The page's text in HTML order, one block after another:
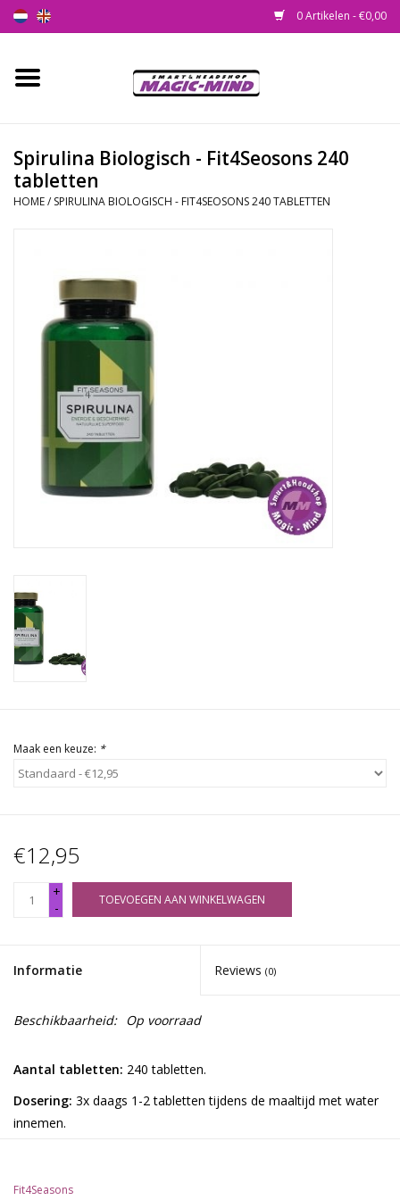
0 Artikelen - €0,00
Home
Smartshop
SEEDSHOP
Health Supplies
Psychedelic
Rituals & Wierook
Spirulina Biologisch - Fit4Seosons 240
tabletten
HOME/ SPIRULINA BIOLOGISCH - FIT4SEOSONS 240 TABLETTEN
Maak een keuze: *
€12,95
+
-
TOEVOEGEN AAN WINKELWAGEN
Informatie Reviews (0)
Beschikbaarheid: Op voorraad
Aantal tabletten: 240 tabletten.
Dosering: 3x daags 1-2 tabletten tijdens de maaltijd met water
innemen.
Belangrijkste toegewezen werkzame
Fit4Seasons